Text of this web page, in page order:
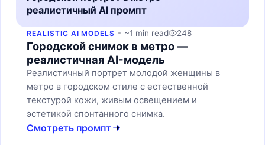
реалистичный AI промпт
REALISTIC AI MODELS ~1 min read 248
Городской снимок в метро —
реалистичная AI-модель
Реалистичный портрет молодой женщины в
метро в городском стиле с естественной
текстурой кожи, живым освещением и
эстетикой спонтанного снимка.
Смотреть промпт